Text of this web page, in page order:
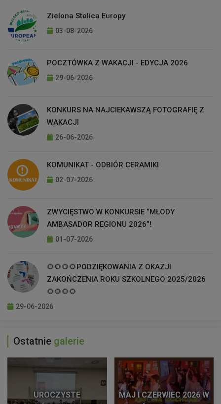
Zielona Stolica Europy
03-08-2026
POCZTÓWKA Z WAKACJI - EDYCJA 2026
29-06-2026
KONKURS NA NAJCIEKAWSZĄ FOTOGRAFIĘ Z
WAKACJI
26-06-2026
KOMUNIKAT - ODBIÓR CERAMIKI
02-07-2026
ZWYCIĘSTWO W KONKURSIE “MŁODY
AMBASADOR REGIONU 2026”!
01-07-2026
🌻🌻🌻🌻PODZIĘKOWANIA Z OKAZJI
ZAKOŃCZENIA ROKU SZKOLNEGO 2025/2026
🌻🌻🌻🌻
29-06-2026
Ostatnie galerie
UROCZYSTE
MAJ I CZERWIEC 2026 W